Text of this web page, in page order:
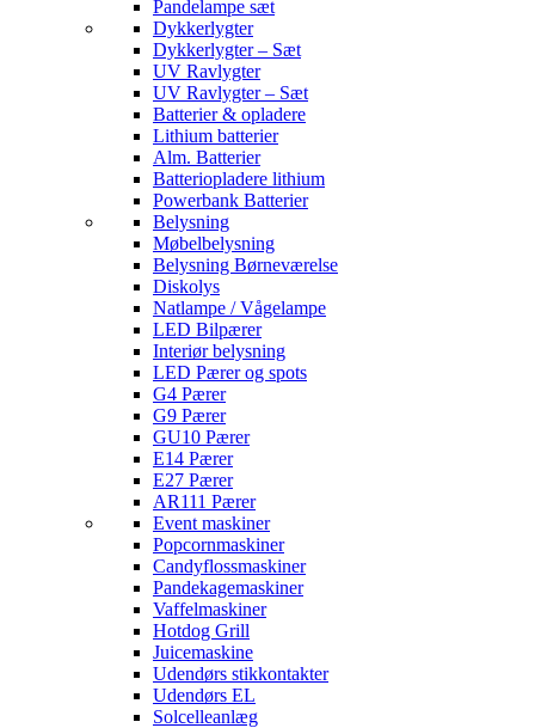
Pandelampe sæt
Dykkerlygter
Dykkerlygter – Sæt
UV Ravlygter
UV Ravlygter – Sæt
Batterier & opladere
Lithium batterier
Alm. Batterier
Batteriopladere lithium
Powerbank Batterier
Belysning
Møbelbelysning
Belysning Børneværelse
Diskolys
Natlampe / Vågelampe
LED Bilpærer
Interiør belysning
LED Pærer og spots
G4 Pærer
G9 Pærer
GU10 Pærer
E14 Pærer
E27 Pærer
AR111 Pærer
Event maskiner
Popcornmaskiner
Candyflossmaskiner
Pandekagemaskiner
Vaffelmaskiner
Hotdog Grill
Juicemaskine
Udendørs stikkontakter
Udendørs EL
Solcelleanlæg